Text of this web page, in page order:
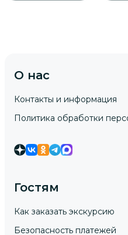
О нас
Контакты и информация
Политика обработки
Гостям
Как заказать экскурсию
Безопасность платежей